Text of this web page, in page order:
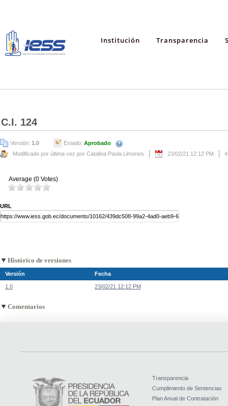
Institución Transparencia
C.I. 124
Versión: 1.0 Estado: Aprobado
Modificado por última vez por Catalina Paola Limones
23/02/21 12:12 PM
Average (0 Votes)
URL
Histórico de versiones
Versión Fecha
1.0 23/02/21 12:12 PM
Comentarios
Transparencia
Cumplimiento de Sentencias
Plan Anual de Contratación